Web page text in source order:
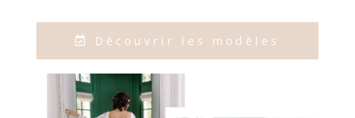
Découvrir les modèles